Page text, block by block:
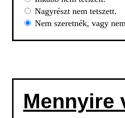
Nagyrészt nem tetszett.
Nem szeretnék, vagy
Mennyire